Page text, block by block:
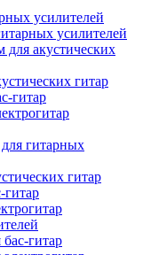
усилителей
усилителей
для акустических
гитар
гитар
гитарных
гитар
гитар
гитар